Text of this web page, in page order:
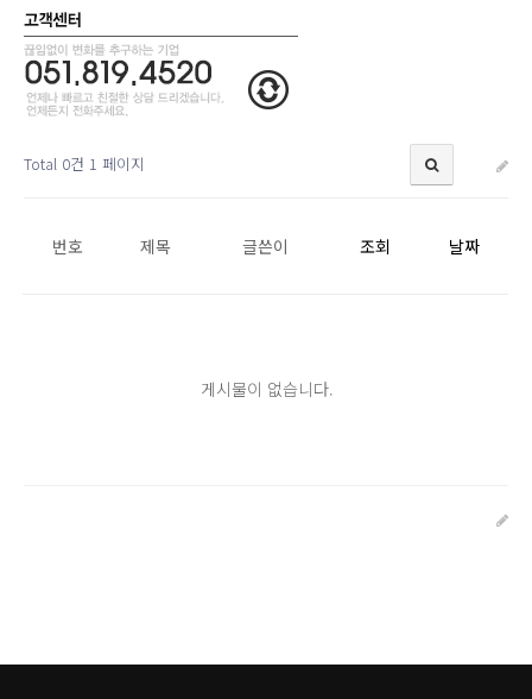
Total 0건 1 페이지
번호 제목 글쓴이 조회 날짜
게시물이 없습니다.